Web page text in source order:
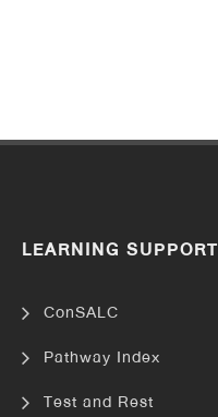
LEARNING SUPPORT
ConSALC
Pathway Index
Test and Rest